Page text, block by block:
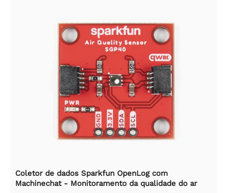
Coletor de dados Sparkfun OpenLog com
Machinechat - Monitoramento da qualidade do ar